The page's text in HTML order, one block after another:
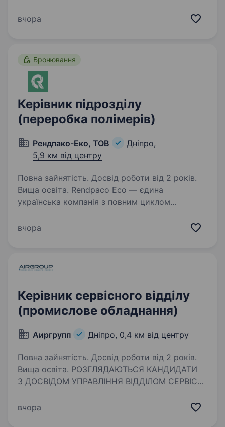
з 1993 року. За цей час отримав репутацію
вчора
Бронювання
Керівник підрозділу
(переробка полімерів)
Рендпако-Еко, ТОВ
Дніпро,
5,9 км від центру
Повна зайнятість. Досвід роботи від 2 років.
Вища освіта. Rendpaco Eco — єдина
українська компанія з повним циклом
сировини до готової сумки з будь-яким
зробити…
вчора
Керівник сервісного відділу
(промислове обладнання)
Аиргрупп Дніпро, 0,4 км від центру
Повна зайнятість. Досвід роботи від 2 років.
Вища освіта. РОЗГЛЯДАЮТЬСЯ КАНДИДАТИ
З ДОСВІДОМ УПРАВЛІННЯ ВІДДІЛОМ СЕРВІСУ!
від 3-х років на аналогічній посаді керівником
вчора